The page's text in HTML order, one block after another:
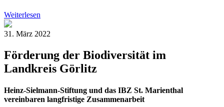
Weiterlesen
31. März 2022
Förderung der Biodiversität im
Landkreis Görlitz
Heinz-Sielmann-Stiftung und das IBZ St. Marienthal
vereinbaren langfristige Zusammenarbeit